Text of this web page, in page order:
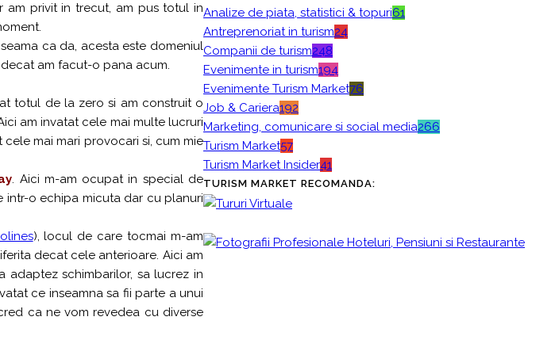
am privit in trecut, am pus totul in
ca da, acesta este domeniul
am facut-o pana acum.
totul de la zero si am construit o
am invatat cele mai multe lucruri
mai mari provocari si, cum mie
. Aici m-am ocupat in special de
intr-o echipa micuta dar cu planuri
), locul de care tocmai m-am
decat cele anterioare. Aici am
adaptez schimbarilor, sa lucrez in
ce inseamna sa fii parte a unui
ca ne vom revedea cu diverse
Analize de piata, statistici & topuri61
Antreprenoriat in turism24
Companii de turism248
Evenimente in turism194
Evenimente Turism Market76
Job & Cariera192
Marketing, comunicare si social media266
Turism Market57
Turism Market Insider41
TURISM MARKET RECOMANDA: